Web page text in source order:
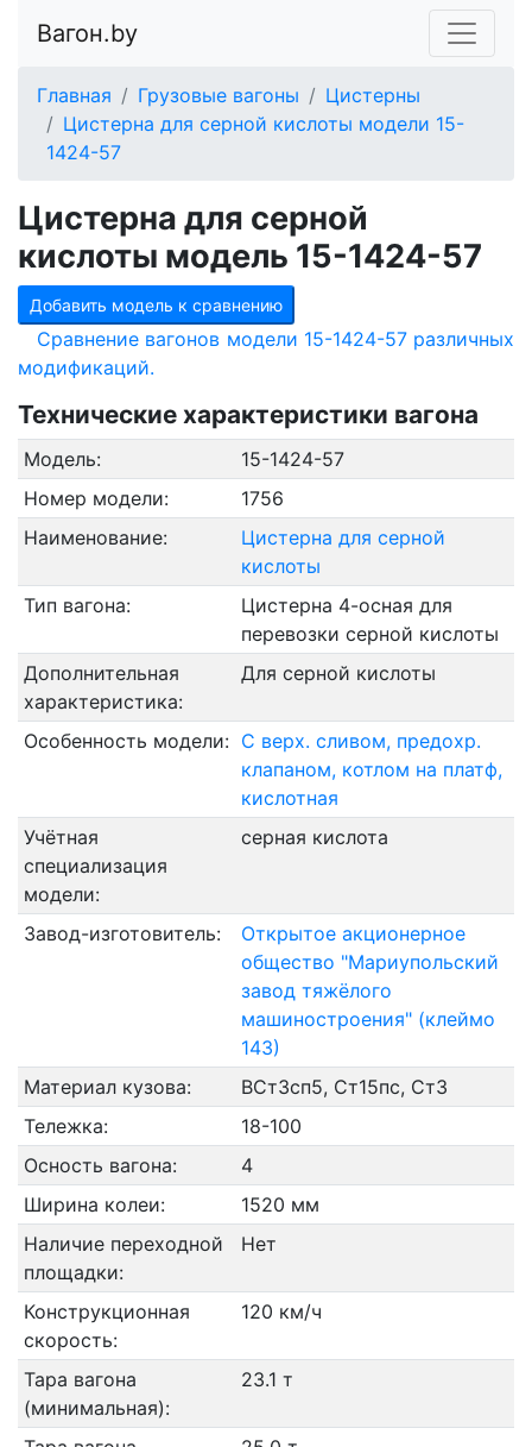
Вагон.by
Главная Грузовые вагоны
Цистерны
Цистерна для серной кислоты модели 15-
1424-57
Цистерна для серной
кислоты модель 15-1424-57
Добавить модель к сравнению
Сравнение вагонов модели 15-1424-57 различных
модификаций.
Технические характеристики вагона
Модель:
15-1424-57
Номер модели:
1756
Наименование:
Цистерна для серной
кислоты
Тип вагона:
Цистерна 4-осная для
перевозки серной кислоты
Дополнительная
характеристика:
Для серной кислоты
Особенность модели: С верх. сливом, предохр.
клапаном, котлом на платф,
кислотная
Учётная
специализация
модели:
серная кислота
Завод-изготовитель:
Открытое акционерное
общество "Мариупольский
завод тяжёлого
машиностроения" (клеймо
143)
Материал кузова:
ВСт3сп5, Ст15пс, Ст3
Тележка:
18-100
Осность вагона:
4
Ширина колеи:
1520 мм
Наличие переходной
площадки:
Нет
Конструкционная
скорость:
120 км/ч
Тара вагона
(минимальная):
23.1 т